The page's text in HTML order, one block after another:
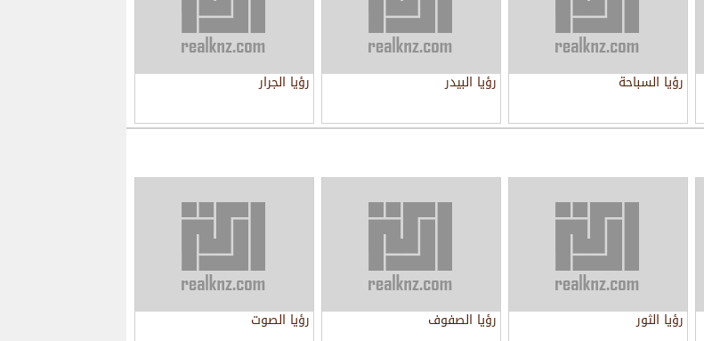
رؤيا السباحة رؤيا البيدر رؤيا الجرار
رؤيا الثور رؤيا الصفوف رؤيا الصوت